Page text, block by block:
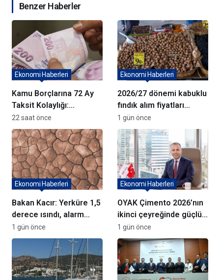
Benzer Haberler
Kamu Borçlarına 72 Ay
Taksit Kolaylığı:
Başvurularda Son Gün 31
Ağustos
Ekonomi Haberleri
22 saat önce
2026/27 dönemi kabuklu
fındık alım fiyatları
açıklandı
Ekonomi Haberleri
1 gün önce
Bakan Kacır: Yerküre 1,5
derece ısındı, alarm
veriyor
Ekonomi Haberleri
1 gün önce
OYAK Çimento 2026’nın
ikinci çeyreğinde güçlü
performans sergiledi
Ekonomi Haberleri
1 gün önce